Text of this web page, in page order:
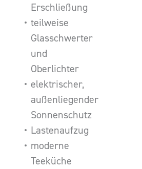
Erschließung
teilweise
Glasschwerter
und
Oberlichter
elektrischer,
außenliegender
Sonnenschutz
Lastenaufzug
moderne
Teeküche